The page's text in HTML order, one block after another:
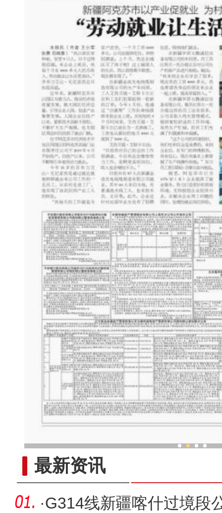
最新资讯
·G314线新疆喀什过境段